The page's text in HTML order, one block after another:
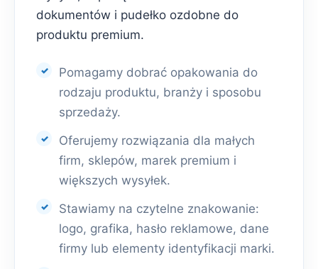
dokumentów i pudełko ozdobne do
produktu premium.
Pomagamy dobrać opakowania do
rodzaju produktu, branży i sposobu
sprzedaży.
Oferujemy rozwiązania dla małych
firm, sklepów, marek premium i
większych wysyłek.
Stawiamy na czytelne znakowanie:
logo, grafika, hasło reklamowe, dane
firmy lub elementy identyfikacji marki.